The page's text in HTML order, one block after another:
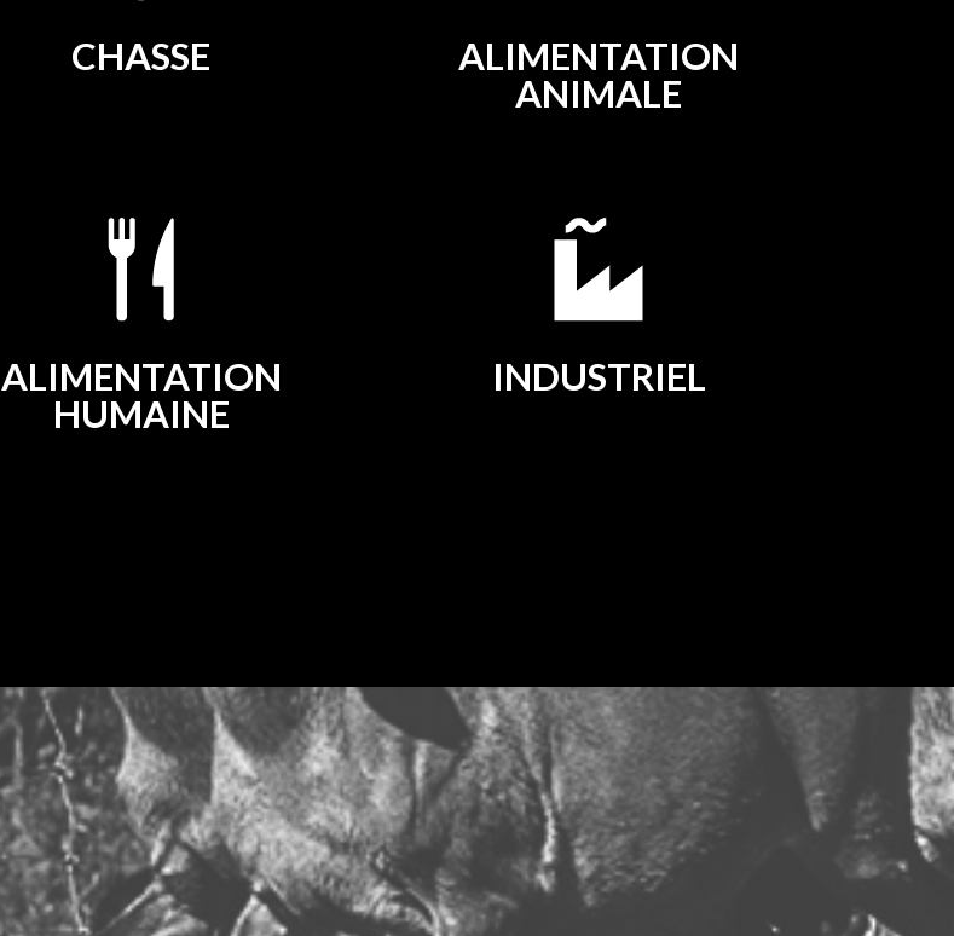
CHASSE
ALIMENTATION
ANIMALE
ALIMENTATION
HUMAINE
INDUSTRIEL